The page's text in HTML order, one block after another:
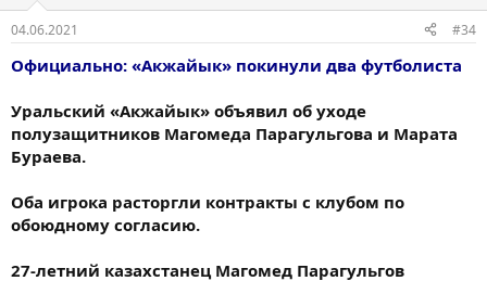
04.06.2021 #34
Официально: «Акжайык» покинули два футболиста
Уральский «Акжайык» объявил об уходе
полузащитников Магомеда Парагульгова и Марата
Бураева.
Оба игрока расторгли контракты с клубом по
обоюдному согласию.
27-летний казахстанец Магомед Парагульгов